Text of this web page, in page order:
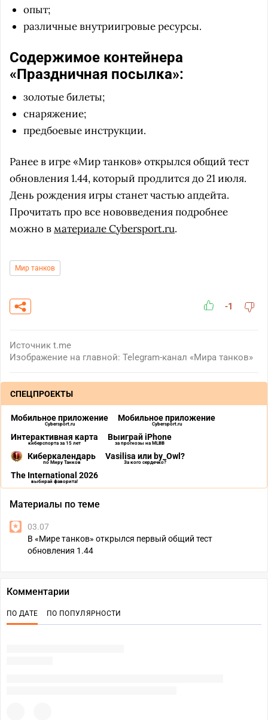
опыт;
различные внутриигровые ресурсы.
Содержимое контейнера
«Праздничная посылка»:
золотые билеты;
снаряжение;
предбоевые инструкции.
Ранее в игре «Мир танков» открылся общий тест
обновления 1.44, который продлится до 21 июля.
День рождения игры станет частью апдейта.
Прочитать про все нововведения подробнее
можно вматериале Cybersport.ru.
Мир танков
-1
Источник t.me
Изображение на главной: Telegram-канал «Мира танков»
СПЕЦПРОЕКТЫ
Мобильное приложение
Cybersport.ru
Мобильное приложение
Cybersport.ru
Интерактивная карта
киберспорта за 15 лет
Выиграй iPhone
за прогнозы на MLBB
Киберкалендарь
по Миру Танков
Vasilisa или by_Owl?
За кого сердечко?
The International 2026
выбирай фаворита!
Материалы по теме
03.07
В «Мире танков» открылся первый общий тест
обновления 1.44
Комментарии
ПО ДАТЕ ПО ПОПУЛЯРНОСТИ